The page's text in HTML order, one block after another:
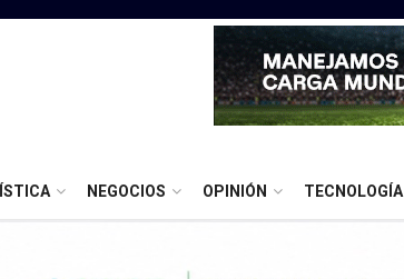
NEGOCIOS OPINIÓN TECNOLOGÍA